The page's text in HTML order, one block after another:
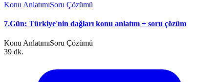
Konu AnlatımıSoru Çözümü
7.Gün: Türkiye'nin dağları konu anlatım + soru çözüm
Konu AnlatımıSoru Çözümü
39 dk.